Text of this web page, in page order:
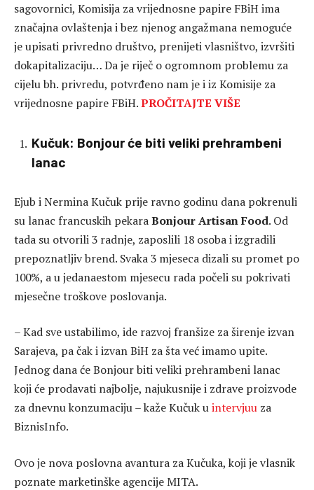
sagovornici, Komisija za vrijednosne papire FBiH ima
značajna ovlaštenja i bez njenog angažmana nemoguće
je upisati privredno društvo, prenijeti vlasništvo, izvršiti
dokapitalizaciju… Da je riječ o ogromnom problemu za
cijelu bh. privredu, potvrđeno nam je i iz Komisije za
vrijednosne papire FBiH.PROČITAJTE VIŠE
Kučuk: Bonjour će biti veliki prehrambeni
lanac
Ejub i Nermina Kučuk prije ravno godinu dana pokrenuli
su lanac francuskih pekaraBonjour Artisan Food. Od
tada su otvorili 3 radnje, zaposlili 18 osoba i izgradili
prepoznatljiv brend. Svaka 3 mjeseca dizali su promet po
100%, a u jedanaestom mjesecu rada počeli su pokrivati
mjesečne troškove poslovanja.
– Kad sve ustabilimo, ide razvoj franšize za širenje izvan
Sarajeva, pa čak i izvan BiH za šta već imamo upite.
Jednog dana će Bonjour biti veliki prehrambeni lanac
koji će prodavati najbolje, najukusnije i zdrave proizvode
za dnevnu konzumaciju – kaže Kučuk uintervjuu za
BiznisInfo.
Ovo je nova poslovna avantura za Kučuka, koji je vlasnik
poznate marketinške agencije MITA.